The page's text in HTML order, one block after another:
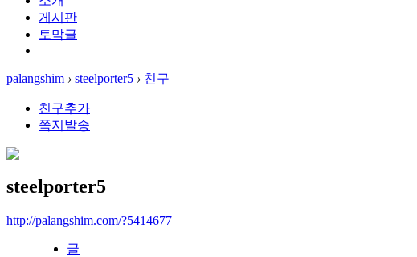
게시판
토막글
palangshim › steelporter5 › 친구
친구추가
쪽지발송
steelporter5
http://palangshim.com/?5414677
글